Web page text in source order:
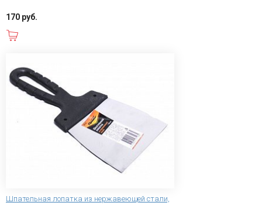
170 руб.
Шпательная лопатка из нержавеющей стали,